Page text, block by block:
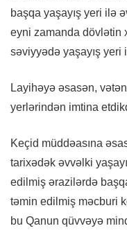
başqa yaşayış yeri ilə
eyni zamanda dövlətin
səviyyədə yaşayış
Layihəyə əsasən,
yerlərindən imtina
Keçid müddəasına
tarixədək əvvəlki
edilmiş ərazilərdə
təmin edilmiş məcburi
bu Qanun qüvvəyə